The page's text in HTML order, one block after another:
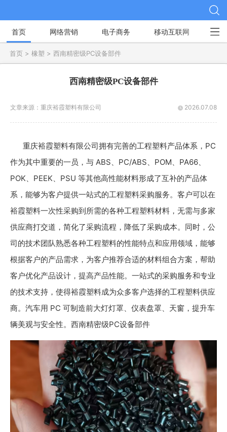
首页 网络营销 电子商务 移动互联网 社
首页 > 橡塑 > 西南精密级PC设备部件
西南精密级PC设备部件
2026.07.08
文章来源： 重庆裕霞塑料有限公司
重庆裕霞塑料有限公司拥有完善的工程塑料产品体系，PC
作为其中重要的一员，与 ABS、PC/ABS、POM、PA66、
POK、PEEK、PSU 等其他高性能材料形成了互补的产品体
系，能够为客户提供一站式的工程塑料采购服务。客户可以在
裕霞塑料一次性采购到所需的各种工程塑料材料，无需与多家
供应商打交道，简化了采购流程，降低了采购成本。同时，公
司的技术团队熟悉各种工程塑料的性能特点和应用领域，能够
根据客户的产品需求，为客户推荐合适的材料组合方案，帮助
客户优化产品设计，提高产品性能。一站式的采购服务和专业
的技术支持，使得裕霞塑料成为众多客户选择的工程塑料供应
商。汽车用 PC 可制造前大灯灯罩、仪表盘罩、天窗，提升车
辆美观与安全性。西南精密级PC设备部件